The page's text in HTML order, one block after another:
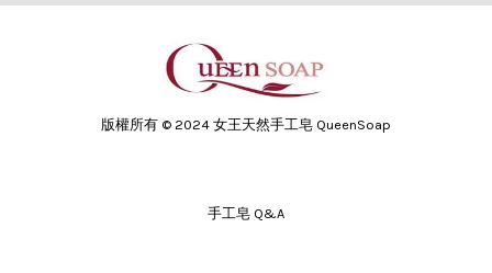
版權所有 © 2024 女王天然手工皂 QueenSoap
手工皂 Q&A